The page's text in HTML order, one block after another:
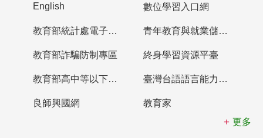
English 數位學習入口網
教育部統計處電子書櫃 青年教育與就業儲蓄帳戶
教育部詐騙防制專區 終身學習資源平臺
教育部高中等以下學校及幼兒園教師資格檢定考試 臺灣台語語言能力認證網站
良師興國網
教育家
更多